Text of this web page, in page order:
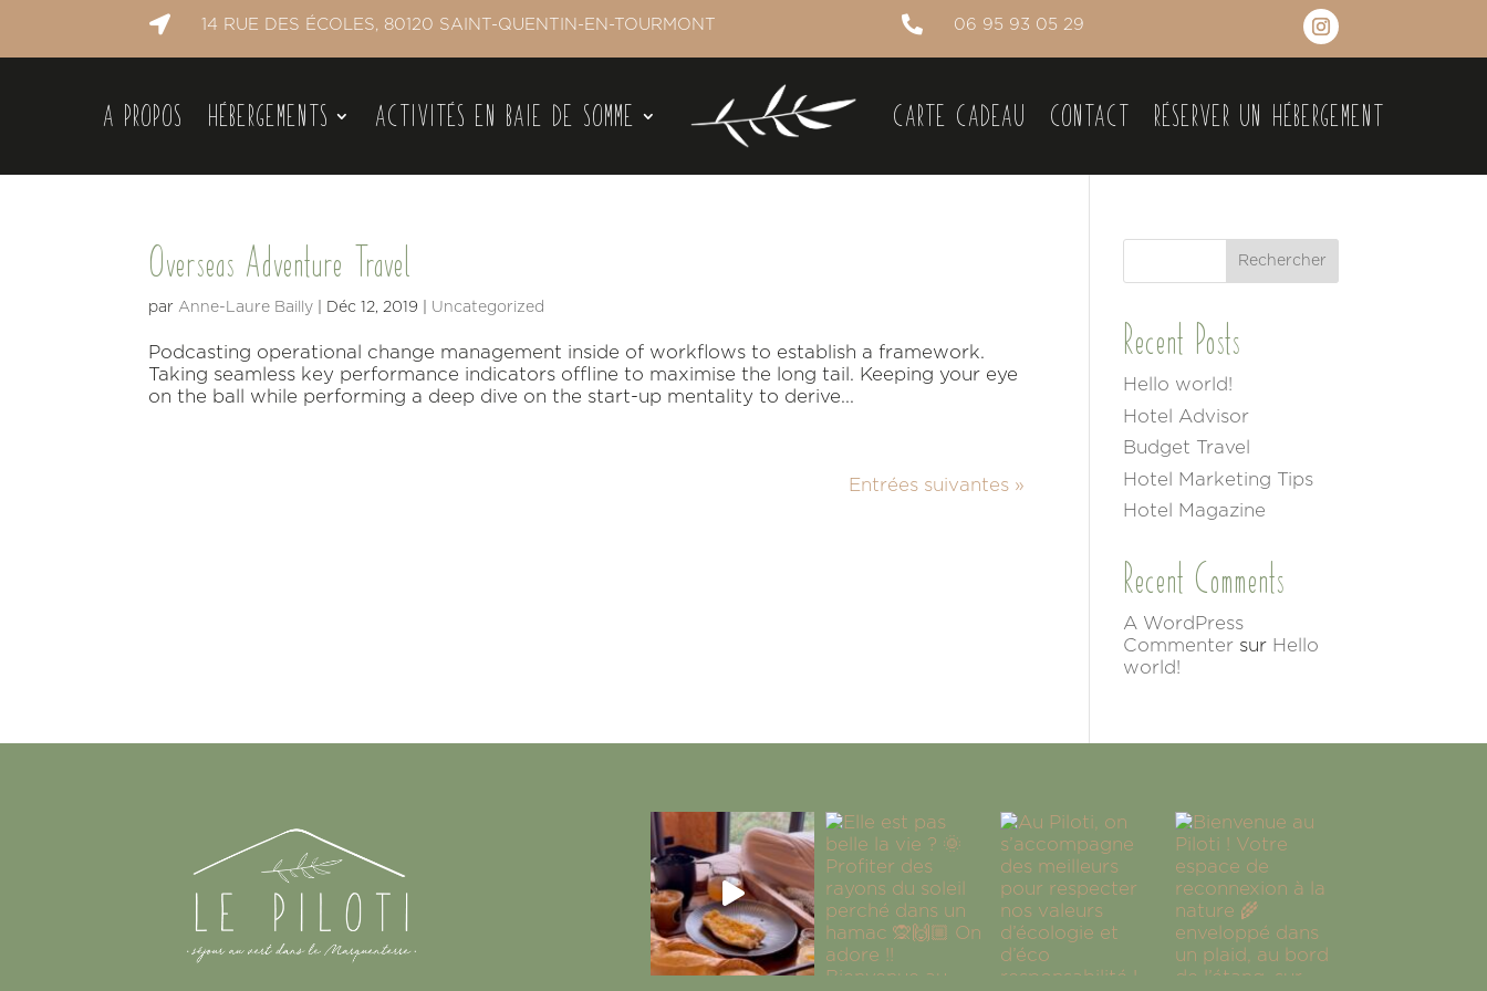
 14 RUE DES ÉCOLES, 80120 SAINT-QUENTIN-EN-TOURMONT  06 95 93 05 29
A PROPOS HÉBERGEMENTS ACTIVITÉS EN BAIE DE SOMME CARTE CADEAU CONTACT RÉSERVER UN HÉBERGEMENT
Overseas Adventure Travel
parAnne-Laure Bailly Déc 12, 2019 Uncategorized
Podcasting operational change management inside of workflows to establish a framework.
Taking seamless key performance indicators offline to maximise the long tail. Keeping your eye
on the ball while performing a deep dive on the start-up mentality to derive...
Entrées suivantes »
Rechercher
Recent Posts
Hello world!
Hotel Advisor
Budget Travel
Hotel Marketing Tips
Hotel Magazine
Recent Comments
A WordPress
Commenter sur Hello
world!